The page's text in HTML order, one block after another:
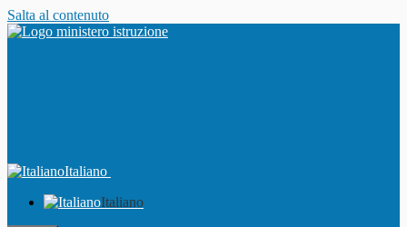
Salta al contenuto
Italiano
Italiano